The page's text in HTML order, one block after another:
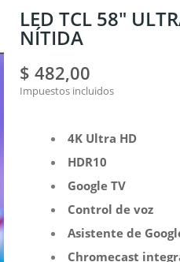
LED TCL 58"
NÍTIDA
$ 482,00
Impuestos incluidos
4K Ultra HD
HDR10
Google TV
Control de voz
Asistente de
Chromecast